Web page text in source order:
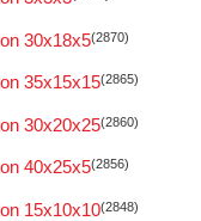
30x18x5(2870)
35x15x15(2865)
30x20x25(2860)
40x25x5(2856)
15x10x10(2848)